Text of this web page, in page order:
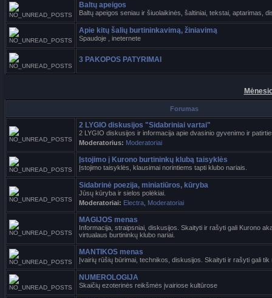
Baltų apeigos
Baltų apeigos seniau ir šiuolaikinės, šaltiniai, tekstai, aptarimas,
Apie kitų šalių burtininkavimą, žiniavimą
Spaudoje , ineternete
3 PAKOPOS PATYRIMAI
Forumas
2 LYGIO diskusijos "Sidabriniai vartai"
2 LYGIO diskusijos ir informacija apie dvasinio gyvenimo ir
Moderatorius: Moderatoriai
Įstojimo į Kurono burtininkų klubą taisyklės
Įstojimo taisyklės, klausimai norintiems tapti klubo nariais.
Sidabrinė poezija, miniatiūros, kūryba
Jūsų kūryba ir sielos polėkiai.
Moderatoriai: Electra Moderatoriai
MAGIJOS menas
Informacija, straipsniai, diskusijos. Skaityti ir rašyti gali Kurono
virtualaus burtininkų klubo nariai.
MANTIKOS menas
Įvairių rūšių būrimai, technikos, diskusijos. Skaityti ir rašyti gali tik
NUMEROLOGIJA
Skaičių ezoterinės reikšmės įvairiose kultūrose